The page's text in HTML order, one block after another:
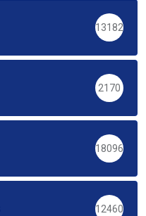
13182
2170
18096
12460